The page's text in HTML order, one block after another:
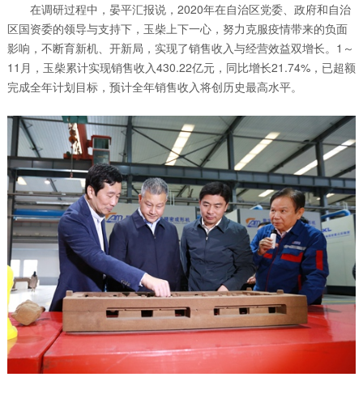
在调研过程中，晏平汇报说，2020年在自治区党委、政府和自治
区国资委的领导与支持下，玉柴上下一心，努力克服疫情带来的负面
影响，不断育新机、开新局，实现了销售收入与经营效益双增长。1～
11月，玉柴累计实现销售收入430.22亿元，同比增长21.74%，已超额
完成全年计划目标，预计全年销售收入将创历史最高水平。